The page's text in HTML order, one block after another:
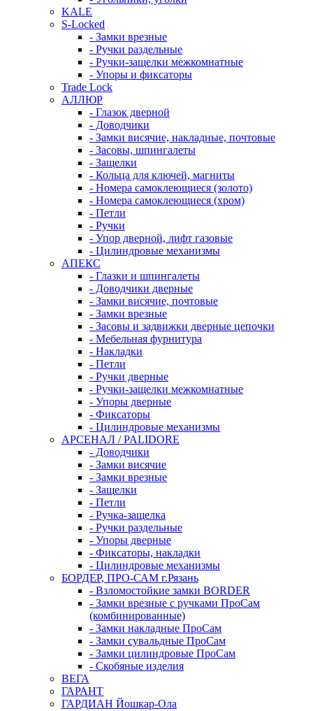
KALE
S-Locked
- Замки врезные
- Ручки раздельные
- Ручки-защелки межкомнатные
- Упоры и фиксаторы
Trade Lock
АЛЛЮР
- Глазок дверной
- Доводчики
- Замки висячие, накладные, почтовые
- Засовы, шпингалеты
- Защелки
- Кольца для ключей, магниты
- Номера самоклеющиеся (золото)
- Номера самоклеющиеся (хром)
- Петли
- Ручки
- Упор дверной, лифт газовые
- Цилиндровые механизмы
АПЕКС
- Глазки и шпингалеты
- Доводчики дверные
- Замки висячие, почтовые
- Замки врезные
- Засовы и задвижки дверные цепочки
- Мебельная фурнитура
- Накладки
- Петли
- Ручки дверные
- Ручки-защелки межкомнатные
- Упоры дверные
- Фиксаторы
- Цилиндровые механизмы
АРСЕНАЛ / PALIDORE
- Доводчики
- Замки висячие
- Замки врезные
- Защелки
- Петли
- Ручка-защелка
- Ручки раздельные
- Упоры дверные
- Фиксаторы, накладки
- Цилиндровые механизмы
БОРДЕР, ПРО-САМ г.Рязань
- Взломостойкие замки BORDER
- Замки врезные с ручками ПроСам
(комбинированные)
- Замки накладные ПроСам
- Замки сувальдные ПроСам
- Замки цилиндровые ПроСам
- Скобяные изделия
ВЕГА
ГАРАНТ
ГАРДИАН Йошкар-Ола